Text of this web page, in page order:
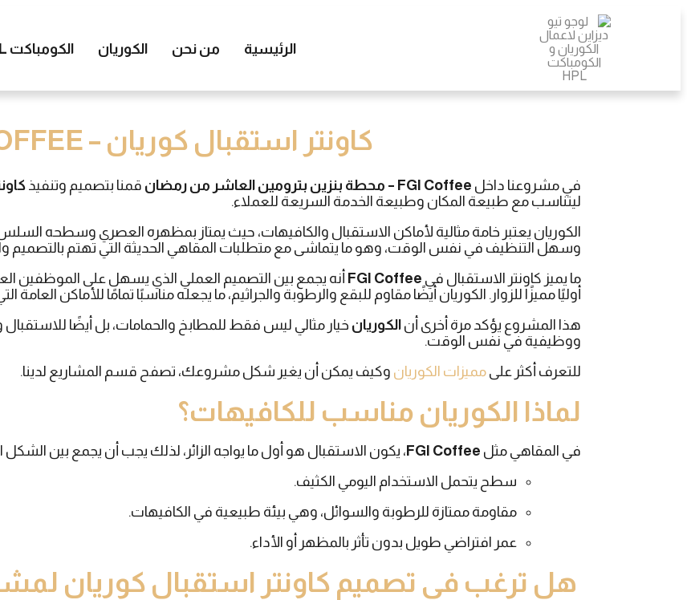
الرئيسية من نحن الكوريان الكومباكت HPL
كاونتر استقبال كوريان – FGI COFFEE
في مشروعنا داخل FGI Coffee – محطة بنزين بترومين العاشر من رمضان قمنا بتصميم وتنفيذ
ليتناسب مع طبيعة المكان وطبيعة الخدمة السريعة للعملاء.
الكوريان يعتبر خامة مثالية لأماكن الاستقبال والكافيهات، حيث يمتاز بمظهره العصري وسطحه السلس
وسهل التنظيف في نفس الوقت، وهو ما يتماشى مع متطلبات المقاهي الحديثة التي تهتم بالتصميم
ما يميز كاونتر الاستقبال في FGI Coffee أنه يجمع بين التصميم العملي الذي يسهل على الموظفين
أوليًا مميزًا للزوار. الكوريان أيضًا مقاوم للبقع والرطوبة والجراثيم، ما يجعله مناسبًا تمامًا للأماكن العامة
هذا المشروع يؤكد مرة أخرى أن الكوريان خيار مثالي ليس فقط للمطابخ والحمامات، بل أيضًا
ووظيفية في نفس الوقت.
للتعرف أكثر على مميزات الكوريان وكيف يمكن أن يغير شكل مشروعك، تصفح قسم المشاريع لدينا.
لماذا الكوريان مناسب للكافيهات؟
في المقاهي مثل FGI Coffee ، يكون الاستقبال هو أول ما يواجه الزائر، لذلك يجب أن يجمع بين الشكل
سطح يتحمل الاستخدام اليومي الكثيف.
مقاومة ممتازة للرطوبة والسوائل، وهي بيئة طبيعية في الكافيهات.
عمر افتراضي طويل بدون تأثر بالمظهر أو الأداء.
هل ترغب في تصميم كاونتر استقبال كوريان